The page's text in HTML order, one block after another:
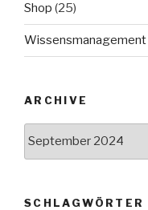
Shop (25)
Wissensmanagement
ARCHIVE
SCHLAGWÖRTER